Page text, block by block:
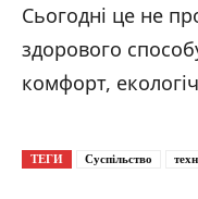
Сьогодні це не
здорового
комфорт,
ТЕГИ Суспільство